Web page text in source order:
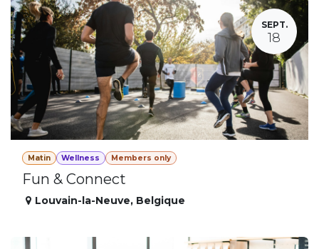
SEPT.
18
Matin Wellness Members only
Fun & Connect
Louvain-la-Neuve, Belgique